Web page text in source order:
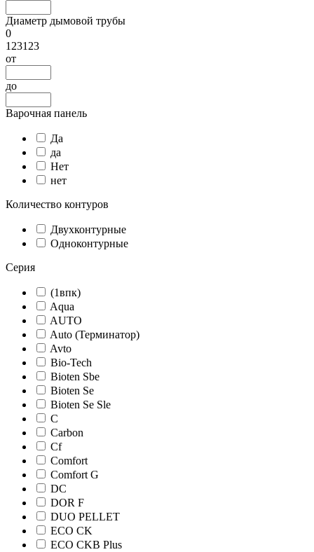
Диаметр дымовой трубы
0
123123
от
до
Варочная панель
Да
да
Нет
нет
Количество контуров
Двухконтурные
Одноконтурные
Серия
(1впк)
Aqua
AUTO
Auto (Терминатор)
Avto
Bio-Tech
Bioten Sbe
Bioten Se
Bioten Se Sle
C
Carbon
Cf
Comfort
Comfort G
DC
DOR F
DUO PELLET
ECO CK
ECO CKB Plus